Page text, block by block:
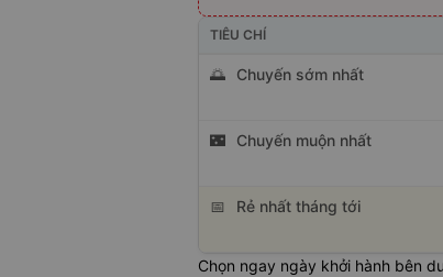
TIÊU CHÍ
🌅 Chuyến sớm nhất
🌃 Chuyến muộn nhất
📅 Rẻ nhất tháng tới
Chọn ngay ngày khởi hành bên